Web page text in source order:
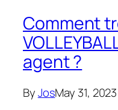
Comment
agent ?
ByJosMay 31, 2023